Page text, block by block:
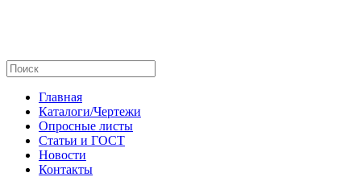
Главная
Каталоги/Чертежи
Опросные листы
Статьи и ГОСТ
Новости
Контакты